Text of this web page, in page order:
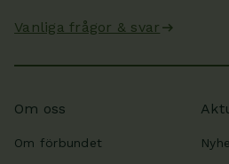
Vanliga frågor & svar
Om oss
Om förbundet